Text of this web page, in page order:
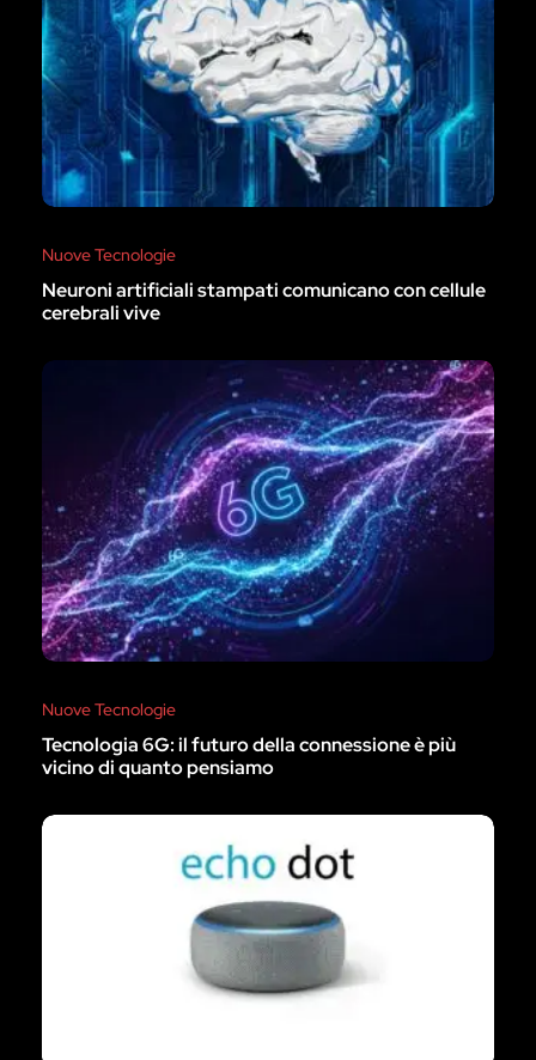
Nuove Tecnologie
Neuroni artificiali stampati comunicano con cellule
cerebrali vive
Nuove Tecnologie
Tecnologia 6G: il futuro della connessione è più
vicino di quanto pensiamo